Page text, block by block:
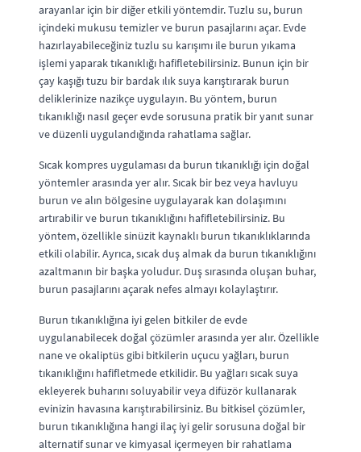
arayanlar için bir diğer etkili yöntemdir. Tuzlu su, burun
içindeki mukusu temizler ve burun pasajlarını açar. Evde
hazırlayabileceğiniz tuzlu su karışımı ile burun yıkama
işlemi yaparak tıkanıklığı hafifletebilirsiniz. Bunun için bir
çay kaşığı tuzu bir bardak ılık suya karıştırarak burun
deliklerinize nazikçe uygulayın. Bu yöntem, burun
tıkanıklığı nasıl geçer evde sorusuna pratik bir yanıt sunar
ve düzenli uygulandığında rahatlama sağlar.
Sıcak kompres uygulaması da burun tıkanıklığı için doğal
yöntemler arasında yer alır. Sıcak bir bez veya havluyu
burun ve alın bölgesine uygulayarak kan dolaşımını
artırabilir ve burun tıkanıklığını hafifletebilirsiniz. Bu
yöntem, özellikle sinüzit kaynaklı burun tıkanıklıklarında
etkili olabilir. Ayrıca, sıcak duş almak da burun tıkanıklığını
azaltmanın bir başka yoludur. Duş sırasında oluşan buhar,
burun pasajlarını açarak nefes almayı kolaylaştırır.
Burun tıkanıklığına iyi gelen bitkiler de evde
uygulanabilecek doğal çözümler arasında yer alır. Özellikle
nane ve okaliptüs gibi bitkilerin uçucu yağları, burun
tıkanıklığını hafifletmede etkilidir. Bu yağları sıcak suya
ekleyerek buharını soluyabilir veya difüzör kullanarak
evinizin havasına karıştırabilirsiniz. Bu bitkisel çözümler,
burun tıkanıklığına hangi ilaç iyi gelir sorusuna doğal bir
alternatif sunar ve kimyasal içermeyen bir rahatlama